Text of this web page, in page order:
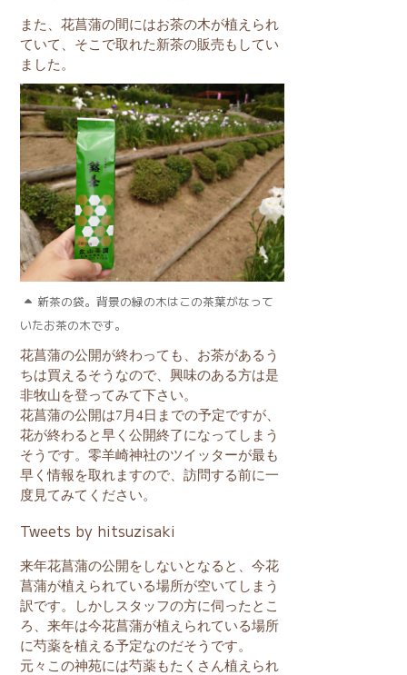
また、花菖蒲の間にはお茶の木が植えられ
ていて、そこで取れた新茶の販売もしてい
ました。
新茶の袋。背景の緑の木はこの茶葉がなって
いたお茶の木です。
花菖蒲の公開が終わっても、お茶があるう
ちは買えるそうなので、興味のある方は是
非牧山を登ってみて下さい。
花菖蒲の公開は7月4日までの予定ですが、
花が終わると早く公開終了になってしまう
そうです。零羊崎神社のツイッターが最も
早く情報を取れますので、訪問する前に一
度見てみてください。
Tweets by hitsuzisaki
来年花菖蒲の公開をしないとなると、今花
菖蒲が植えられている場所が空いてしまう
訳です。しかしスタッフの方に伺ったとこ
ろ、来年は今花菖蒲が植えられている場所
に芍薬を植える予定なのだそうです。
元々この神苑には芍薬もたくさん植えられ